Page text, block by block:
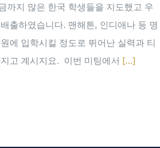
까지 많은 한국 학생들을 지도했고 우
출하였습니다. 맨해튼, 인디애나 등 명
에 입학시킬 정도로 뛰어난 실력과 티
고 계시지요. ​ 이번 미팅에서 [...]